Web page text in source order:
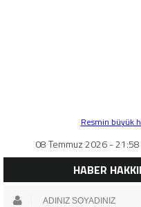
Resmin büyük
08 Temmuz 2026 -
HABER